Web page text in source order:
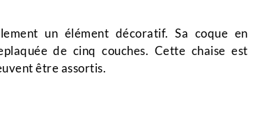
un élément décoratif. Sa coque en
de cinq couches. Cette chaise est
être assortis.